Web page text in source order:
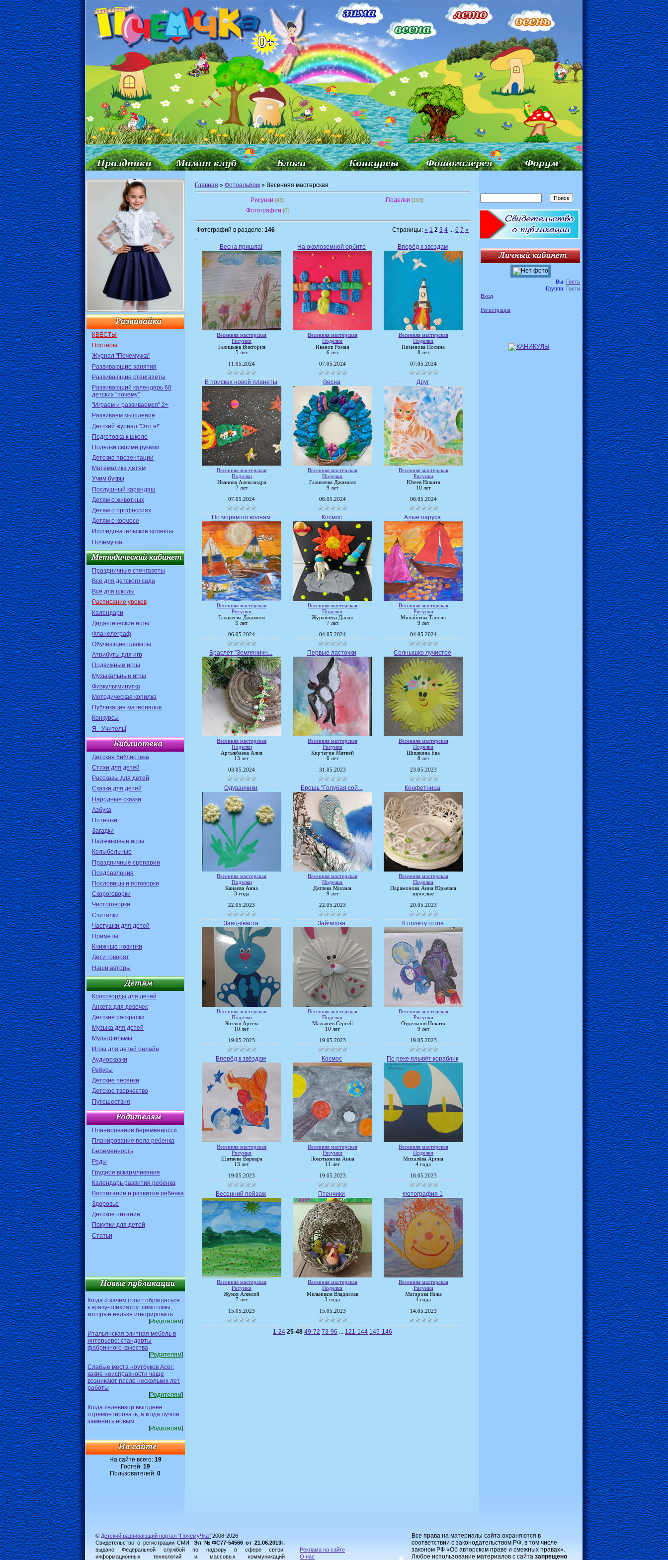
КВЕСТЫ
Постеры
Журнал "Почемучка"
Развивающие занятия
Развивающие стенгазеты
Развивающий календарь 60
детских "почему"
"Играем и развиваемся" 2+
Развиваем мышление
Детский журнал "Это я!"
Подготовка к школе
Поделки своими руками
Детские презентации
Математика детям
Учим буквы
Послушный карандаш
Детям о животных
Детям о профессиях
Детям о космосе
Исследовательские проекты
Почемучка
Праздничные стенгазеты
Всё для детского сада
Всё для школы
Расписание уроков
Календари
Дидактические игры
Фланелеграф
Обучающие плакаты
Атрибуты для игр
Подвижные игры
Музыкальные игры
Физкультминутка
Методическая копилка
Публикация материалов
Конкурсы
Я - Учитель!
Детская библиотека
Стихи для детей
Рассказы для детей
Сказки для детей
Народные сказки
Азбука
Потешки
Загадки
Пальчиковые игры
Колыбельные
Праздничные сценарии
Поздравления
Пословицы и поговорки
Скороговорки
Чистоговорки
Считалки
Частушки для детей
Приметы
Книжные новинки
Дети говорят
Наши авторы
Кроссворды для детей
Анкета для девочек
Детские раскраски
Музыка для детей
Мультфильмы
Игры для детей онлайн
Аудиосказки
Ребусы
Детские песенки
Детское творчество
Путешествия
Планирование беременности
Планирование пола ребенка
Беременность
Роды
Грудное вскармливание
Календарь развития ребенка
Воспитание и развитие ребенка
Здоровье
Детское питание
Покупки для детей
Статьи
Когда и зачем стоит обращаться
к врачу-психиатру: симптомы,
которые нельзя игнорировать
[Родителям]
Итальянская элитная мебель в
интерьере: стандарты
фабричного качества
[Родителям]
Слабые места ноутбуков Acer:
какие неисправности чаще
возникают после нескольких лет
работы
[Родителям]
Когда телевизор выгоднее
отремонтировать, а когда лучше
заменить новым
[Родителям]
На сайте всего: 19
Гостей: 19
Пользователей: 0
Главная » Фотоальбом » Весенняя мастерская
Рисунки [43] Поделки [103]
Фотографии [0]
Фотографий в разделе: 146 Страницы: « 1 2 3 4 ... 6 7 »
Весна пришла!
Весенняя мастерская
Рисунки
Галицына Виктория
5 лет
11.05.2024
На околоземной орбите
Весенняя мастерская
Поделки
Иванов Роман
6 лет
07.05.2024
Вперёд к звездам
Весенняя мастерская
Поделки
Пименова Полина
8 лет
07.05.2024
В поисках новой планеты
Весенняя мастерская
Поделки
Иванова Александра
7 лет
07.05.2024
Весна
Весенняя мастерская
Поделки
Галикеева Джамиля
9 лет
06.05.2024
Друг
Весенняя мастерская
Рисунки
Юзеев Никита
10 лет
06.05.2024
По морям по волнам
Весенняя мастерская
Рисунки
Галикеева Джамиля
9 лет
06.05.2024
Космос
Весенняя мастерская
Поделки
Журавлёва Даная
7 лет
04.05.2024
Алые паруса
Весенняя мастерская
Рисунки
Михайлова Таисия
9 лет
04.05.2024
Браслет "Земляничн...
Весенняя мастерская
Поделки
Артыкбаева Алия
13 лет
03.05.2024
Первые ласточки
Весенняя мастерская
Рисунки
Кирчегин Матвей
6 лет
31.05.2023
Солнышко лучистое
Весенняя мастерская
Поделки
Шишкина Ева
8 лет
23.05.2023
Одуванчики
Весенняя мастерская
Поделки
Канаева Анна
3 года
22.05.2023
Брошь "Голубая сой...
Весенняя мастерская
Поделки
Дяглева Милана
9 лет
22.05.2023
Конфетница
Весенняя мастерская
Поделки
Парамонова Анна Юрьевна
взрослые
20.05.2023
Заяц-хваста
Весенняя мастерская
Поделки
Козлов Артём
10 лет
19.05.2023
Зайчишка
Весенняя мастерская
Поделки
Малышев Сергей
10 лет
19.05.2023
К полёту готов
Весенняя мастерская
Рисунки
Отдельнов Никита
9 лет
19.05.2023
Вперёд к звёздам
Весенняя мастерская
Рисунки
Шатаева Варвара
13 лет
19.05.2023
Космос
Весенняя мастерская
Рисунки
Локотьянова Анна
11 лет
19.05.2023
По реке плывёт кораблик
Весенняя мастерская
Поделки
Михалёва Арина
4 года
18.05.2023
Весенний пейзаж
Весенняя мастерская
Рисунки
Жуков Алексей
7 лет
15.05.2023
Птенчики
Весенняя мастерская
Поделки
Мельников Владислав
3 года
15.05.2023
Фотография 1
Весенняя мастерская
Рисунки
Матарова Ника
4 года
14.05.2023
1-24 25-48 49-72 73-96 ... 121-144 145-146
Вы: Гость
Группа: Гости
Вход
Регистрация
© Детский развивающий портал "ПочемуЧка" 2008-2026
Свидетельство о регистрации СМИ: Эл №ФС77-54566 от 21.06.2013г.
выдано Федеральной службой по надзору в сфере связи,
информационных технологий и массовых коммуникаций
Реклама на сайте
О нас
Все права на материалы сайта охраняются в
соответствии с законодательством РФ, в том числе
законом РФ «Об авторском праве и смежных правах».
Любое использование материалов с сайта запрещено